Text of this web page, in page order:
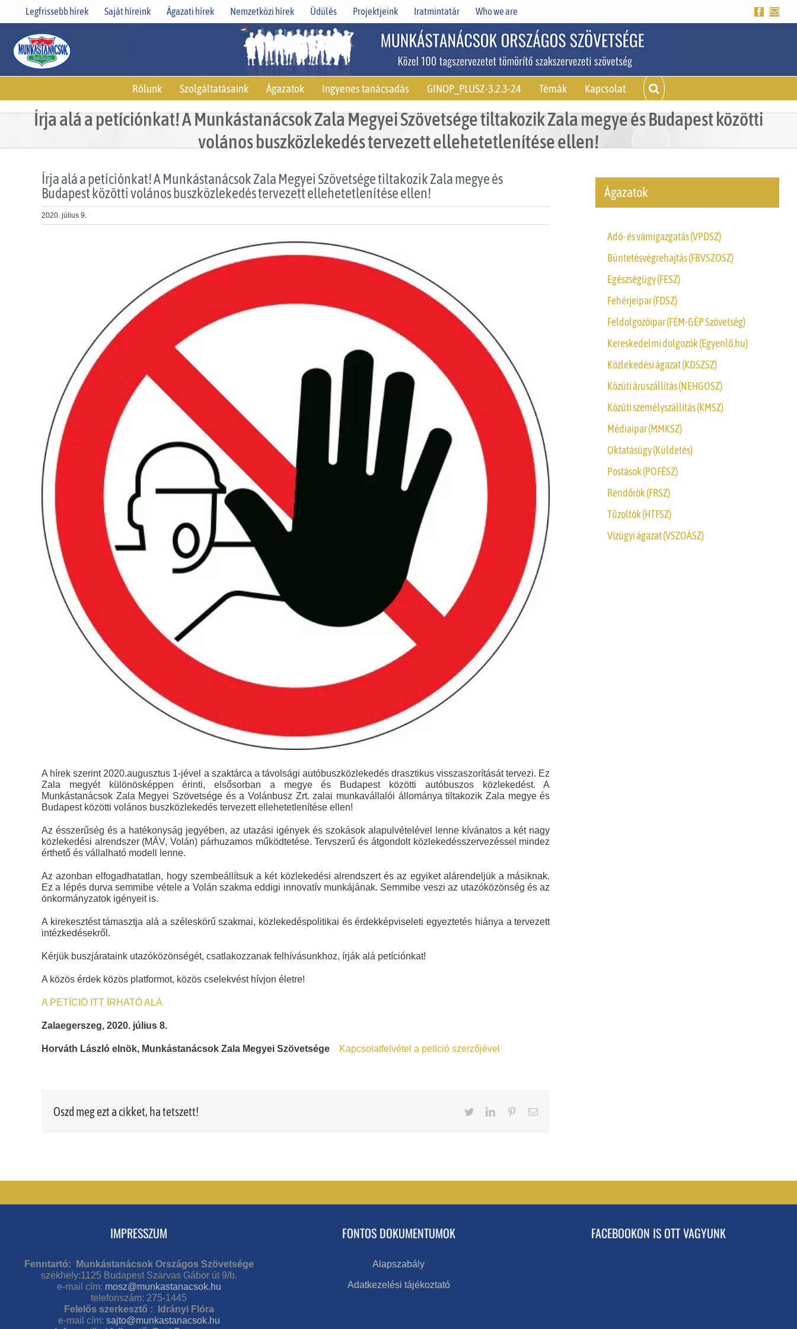
Legfrissebb hírek Saját híreink Ágazati hírek Nemzetközi hírek Üdülés Projektjeink Iratmintatár Who we are Facebook
Rólunk Szolgáltatásaink Ágazatok Ingyenes tanácsadás GINOP_PLUSZ-3.2.3-24 Témák Kapcsolat
Írja alá a petíciónkat! A Munkástanácsok Zala Megyei Szövetsége tiltakozik Zala megye és Budapest közötti
volános buszközlekedés tervezett ellehetetlenítése ellen!
Írja alá a petíciónkat! A Munkástanácsok Zala Megyei Szövetsége tiltakozik Zala megye és
Budapest közötti volános buszközlekedés tervezett ellehetetlenítése ellen!
2020. július 9.
A hírek szerint 2020.augusztus 1-jével a szaktárca a távolsági autóbuszközlekedés drasztikus visszaszorítását tervezi. Ez
Zala megyét különösképpen érinti, elsősorban a megye és Budapest közötti autóbuszos közlekedést. A
Munkástanácsok Zala Megyei Szövetsége és a Volánbusz Zrt. zalai munkavállalói állománya tiltakozik Zala megye és
Budapest közötti volános buszközlekedés tervezett ellehetetlenítése ellen!
Az ésszerűség és a hatékonyság jegyében, az utazási igények és szokások alapulvételével lenne kívánatos a két nagy
közlekedési alrendszer (MÁV, Volán) párhuzamos működtetése. Tervszerű és átgondolt közlekedésszervezéssel mindez
érthető és vállalható modell lenne.
Az azonban elfogadhatatlan, hogy szembeállítsuk a két közlekedési alrendszert és az egyiket alárendeljük a másiknak.
Ez a lépés durva semmibe vétele a Volán szakma eddigi innovatív munkájának. Semmibe veszi az utazóközönség és az
önkormányzatok igényeit is.
A kirekesztést támasztja alá a széleskörű szakmai, közlekedéspolitikai és érdekképviseleti egyeztetés hiánya a tervezett
intézkedésekről.
Kérjük buszjárataink utazóközönségét, csatlakozzanak felhívásunkhoz, írják alá petíciónkat!
A közös érdek közös platformot, közös cselekvést hívjon életre!
A PETÍCIÓ ITT ÍRHATÓ ALÁ
Zalaegerszeg, 2020. július 8.
Horváth László elnök, Munkástanácsok Zala Megyei Szövetsége Kapcsolatfelvétel a petíció szerzőjével
Oszd meg ezt a cikket, ha tetszett! TwitterLinkedInPinterestEmail
Ágazatok
Adó- és vámigazgatás (VPDSZ)
Büntetésvégrehajtás (FBVSZOSZ)
Egészségügy (FESZ)
Fehérjeipar (FDSZ)
Feldolgozóipar (FÉM-GÉP Szövetség)
Kereskedelmi dolgozók (Egyenlő.hu)
Közlekedési ágazat (KDSZSZ)
Közúti áruszállítás (NEHGOSZ)
Közúti személyszállítás (KMSZ)
Médiaipar (MMKSZ)
Oktatásügy (Küldetés)
Postások (POFÉSZ)
Rendőrök (FRSZ)
Tűzoltók (HTFSZ)
Vízügyi ágazat (VSZOÁSZ)
IMPRESSZUM
Fenntartó: Munkástanácsok Országos Szövetsége
székhely:1125 Budapest Szarvas Gábor út 9/b.
e-mail cím: mosz@munkastanacsok.hu
telefonszám: 275-1445
Felelős szerkesztő : Idrányi Flóra
e-mail cím: sajto@munkastanacsok.hu
FONTOS DOKUMENTUMOK
Alapszabály
Adatkezelési tájékoztató
FACEBOOKON IS OTT VAGYUNK